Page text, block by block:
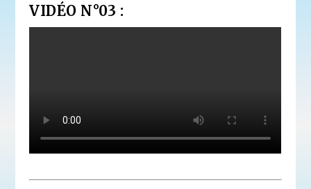
VIDÉO N°03 :